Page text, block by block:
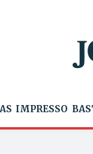
IMPRESSO